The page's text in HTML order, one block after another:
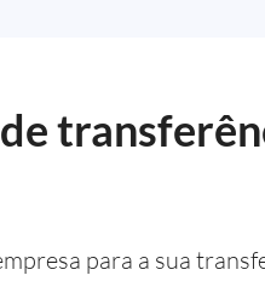
para a sua